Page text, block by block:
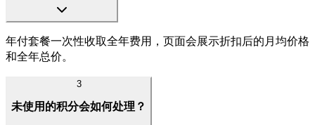
年付套餐一次性收取全年费用，页面会展示折扣后的月均价格
和全年总价。
3
未使用的积分会如何处理？